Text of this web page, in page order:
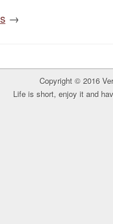
→
Copyright © 2016
Life is short, enjoy it and